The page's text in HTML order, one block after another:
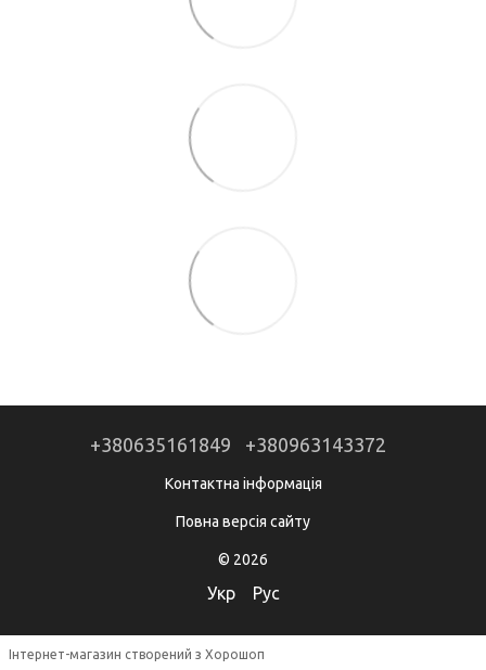
+380635161849 +380963143372
Контактна інформація
Повна версія сайту
© 2026
Укр Рус
Інтернет-магазин створений з Хорошоп